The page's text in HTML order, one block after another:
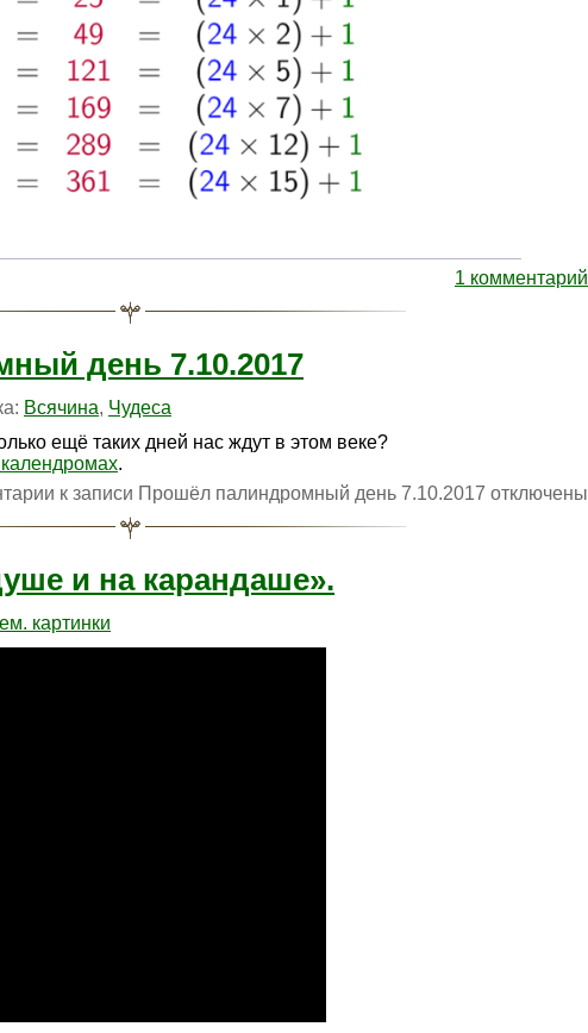
1 комментарий
день 7.10.2017
Всячина, Чудеса
ещё таких дней нас ждут в этом веке?
календромах.
к записи Прошёл палиндромный день 7.10.2017 отключены
и на карандаше».
картинки